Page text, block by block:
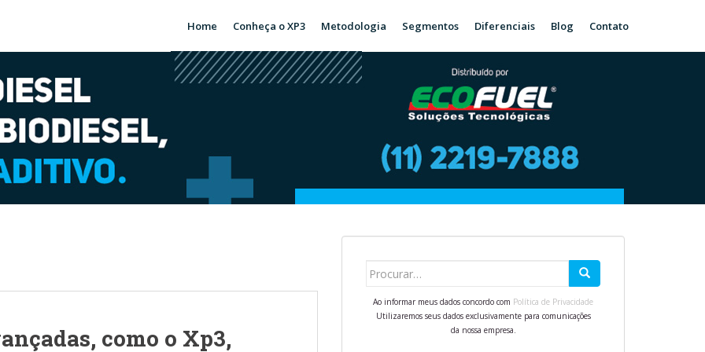
Home Conheça o XP3 Metodologia Segmentos Diferenciais Blog Contato
como o Xp3,
Search for:
Ao informar meus dados concordo com Política de Privacidade
Utilizaremos seus dados exclusivamente para comunicações
da nossa empresa.